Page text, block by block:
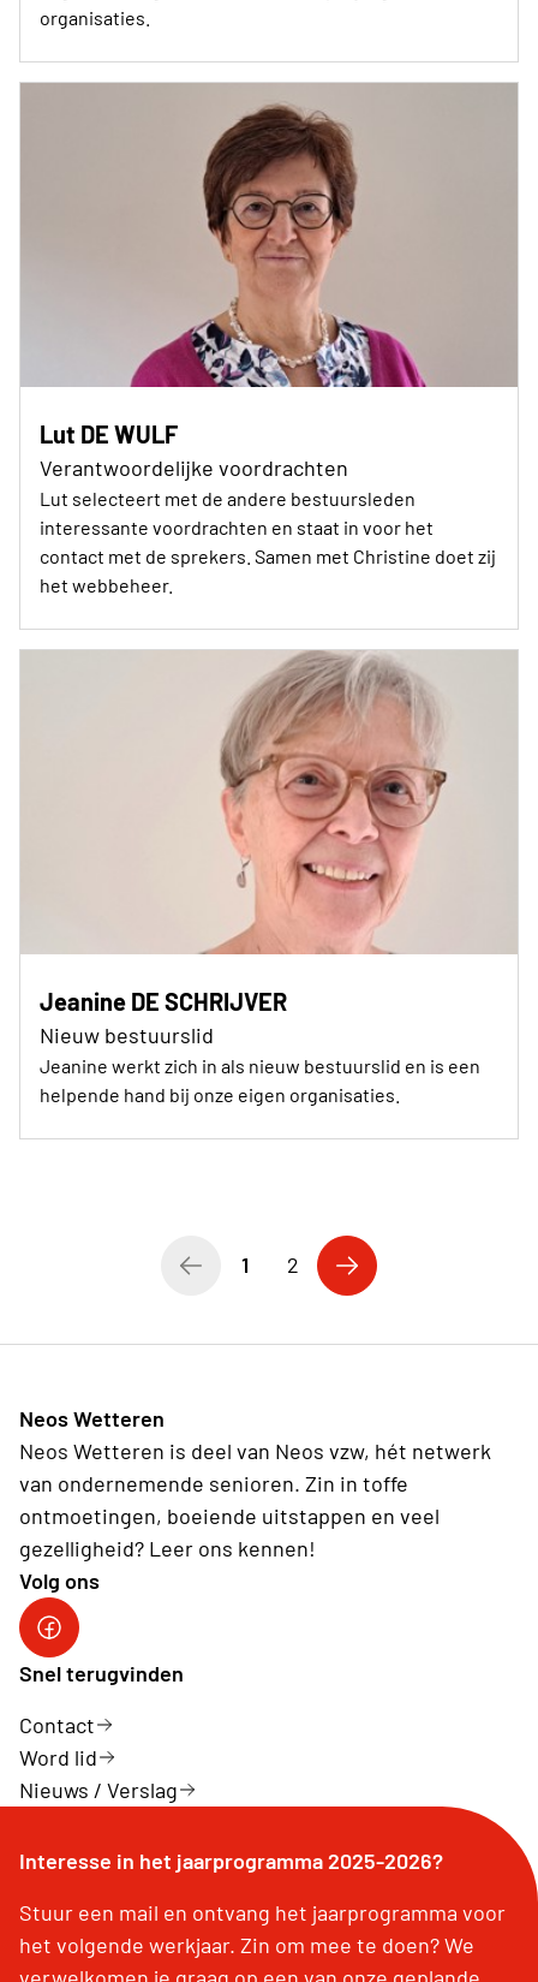
organisaties.
Lut DE WULF
Verantwoordelijke voordrachten
Lut selecteert met de andere bestuursleden
interessante voordrachten en staat in voor het
contact met de sprekers. Samen met Christine doet zij
het webbeheer.
Jeanine DE SCHRIJVER
Nieuw bestuurslid
Jeanine werkt zich in als nieuw bestuurslid en is een
helpende hand bij onze eigen organisaties.
1 2
Neos Wetteren
Neos Wetteren is deel van Neos vzw, hét netwerk
van ondernemende senioren. Zin in toffe
ontmoetingen, boeiende uitstappen en veel
gezelligheid? Leer ons kennen!
Volg ons
Snel terugvinden
Contact
Word lid
Nieuws / Verslag
Interesse in het jaarprogramma 2025-2026?
Stuur een mail en ontvang het jaarprogramma voor
het volgende werkjaar. Zin om mee te doen? We